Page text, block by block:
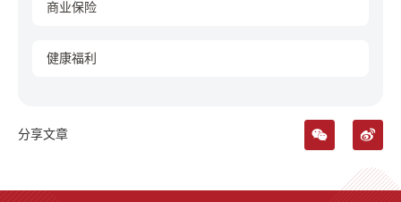
商业保险
健康福利
分享文章